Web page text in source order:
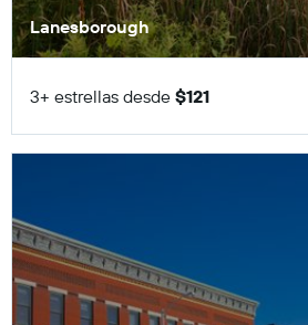
Lanesborough
3+ estrellas desde $121